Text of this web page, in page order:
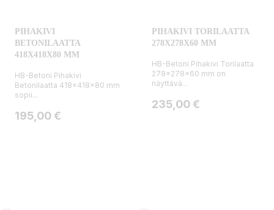
PIHAKIVI
BETONILAATTA
418X418X80 MM
HB-Betoni Pihakivi
Betonilaatta 418x418x80 mm
sopii...
Hinta
195,00 €
PIHAKIVI TORILAATTA
278X278X60 MM
HB-Betoni Pihakivi Torilaatta
278x278x60 mm on
näyttävä...
Hinta
235,00 €